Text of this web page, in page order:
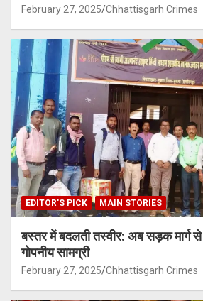
February 27, 2025 Chhattisgarh Crimes
EDITOR'S PICK MAIN STORIES
बस्तर में बदलती तस्वीर: अब सड़क मार्ग से
गोपनीय सामग्री
February 27, 2025 Chhattisgarh Crimes